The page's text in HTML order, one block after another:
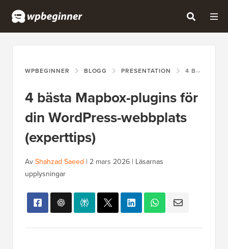
WPBEGINNER BLOGG PRESENTATION 4 BÄSTA MAPBOX-PLUGINS FÖR DIN WORDPRESS-WEBBPLATS (EXPERTTIPS)
4 bästa Mapbox-plugins för
din WordPress-webbplats
(experttips)
Av Shahzad Saeed | 2 mars 2026 | Läsarnas
upplysningar